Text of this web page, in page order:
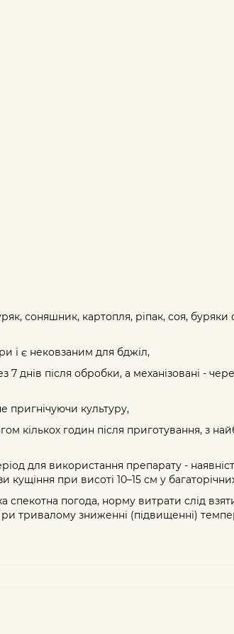
соняшник, картопля, ріпак, соя, буряки
і є нековзаним для бджіл,
днів після обробки, а механізовані -
пригнічуючи культуру,
кількох годин після приготування, з
для використання препарату -
кущіння при висоті 10–15 см у
спекотна погода, норму витрати слід
тривалому зниженні (підвищенні)